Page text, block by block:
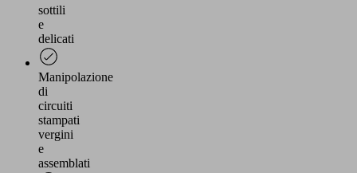
sottili
e
delicati
Manipolazione
di
circuiti
stampati
vergini
e
assemblati